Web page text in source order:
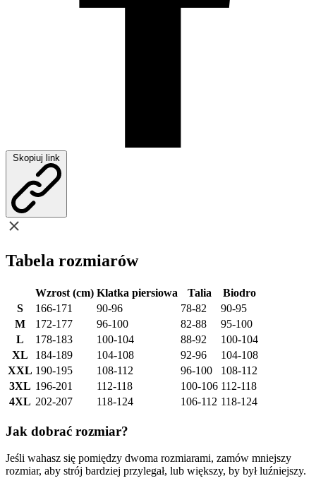
Skopiuj link
Tabela rozmiarów
Wzrost (cm) Klatka piersiowa Talia
Biodro
S
166-171 90-96 78-82
90-95
M
172-177 96-100 82-88
95-100
L
178-183 100-104 88-92
100-104
XL
184-189 104-108 92-96
104-108
XXL 190-195 108-112 96-100
108-112
3XL 196-201 112-118 100-106 112-118
4XL 202-207 118-124 106-112 118-124
Jak dobrać rozmiar?
Jeśli wahasz się pomiędzy dwoma rozmiarami, zamów mniejszy
rozmiar, aby strój bardziej przylegał, lub większy, by był luźniejszy.